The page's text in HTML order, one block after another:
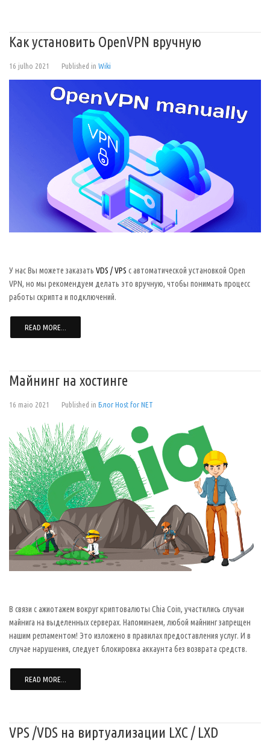
Как установить OpenVPN вручную
16 julho 2021 Published in Wiki
У нас Вы можете заказать VDS / VPS с автоматической установкой Open
VPN, но мы рекомендуем делать это вручную, чтобы понимать процесс
работы скрипта и подключений.
READ MORE...
Майнинг на хостинге
16 maio 2021 Published in Блог Host for NET
В связи с ажиотажем вокруг криптовалюты Chia Coin, участились случаи
майнига на выделенных серверах. Напоминаем, любой майнинг запрещен
нашим регламентом! Это изложено в правилах предоставления услуг. И в
случае нарушения, следует блокировка аккаунта без возврата средств.
READ MORE...
VPS /VDS на виртуализации LXC / LXD